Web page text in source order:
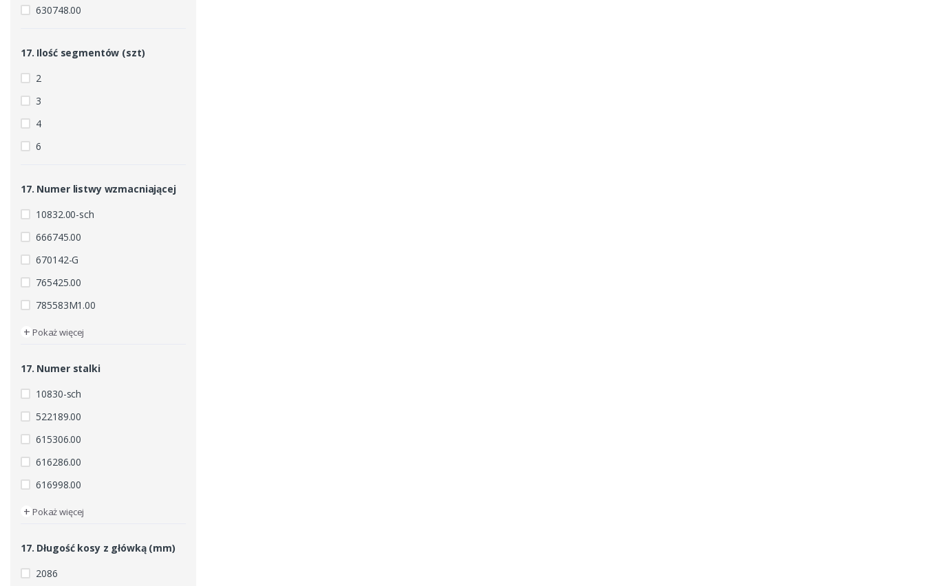
630748.00
17. Ilość segmentów (szt)
2
3
4
6
17. Numer listwy wzmacniającej
10832.00-sch
666745.00
670142-G
765425.00
785583M1.00
+ Pokaż więcej
17. Numer stalki
10830-sch
522189.00
615306.00
616286.00
616998.00
+ Pokaż więcej
17. Długość kosy z główką (mm)
2086